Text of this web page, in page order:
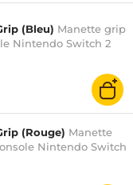
(Bleu) Manette grip
Nintendo Switch 2
(Rouge) Manette
Nintendo Switch